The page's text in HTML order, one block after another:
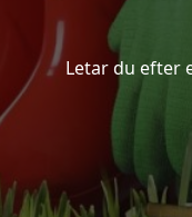
Letar du efter